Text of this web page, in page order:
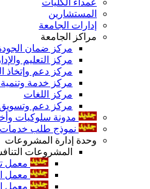
المستشارين
إدارات الجامعة
مراكز الجامعة
مركز ضمان الجودة
مركز التعليم
مركز دعم وإتخاذ
مركز خدمة وتنمية
مركز اللغات
مركز دعم وتسويق
مدونة سلوكيات
نموذج طلب خدمات
وحدة إدارة المشروعات
المشروعات
معمل
معمل
معمل